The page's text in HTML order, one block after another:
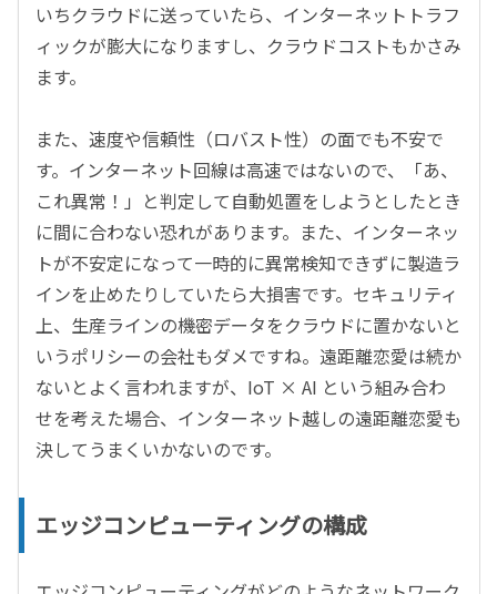
いちクラウドに送っていたら、インターネットトラフ
ィックが膨大になりますし、クラウドコストもかさみ
ます。
また、速度や信頼性（ロバスト性）の面でも不安で
す。インターネット回線は高速ではないので、「あ、
これ異常！」と判定して自動処置をしようとしたとき
に間に合わない恐れがあります。また、インターネッ
トが不安定になって一時的に異常検知できずに製造ラ
インを止めたりしていたら大損害です。セキュリティ
上、生産ラインの機密データをクラウドに置かないと
いうポリシーの会社もダメですね。遠距離恋愛は続か
ないとよく言われますが、IoT × AI という組み合わ
せを考えた場合、インターネット越しの遠距離恋愛も
決してうまくいかないのです。
エッジコンピューティングの構成